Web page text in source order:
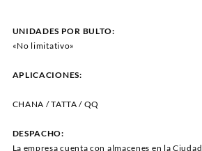
UNIDADES POR BULTO:
«No limitativo»
APLICACIONES:
CHANA / TATTA / QQ
DESPACHO:
La empresa cuenta con almacenes en la